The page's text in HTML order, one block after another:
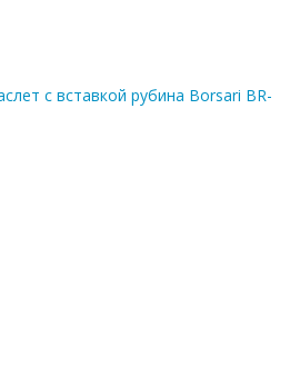
с вставкой рубина Borsari BR-